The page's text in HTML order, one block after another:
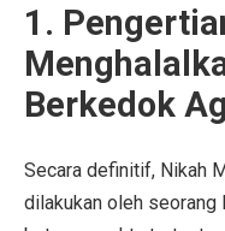
1.
Berkedok
Secara definitif, Nikah
dilakukan oleh seorang